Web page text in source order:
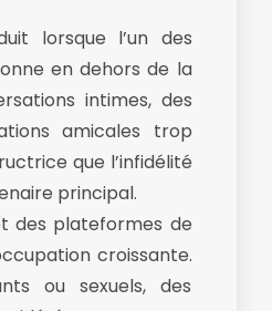
lorsque l’un des
en dehors de la
intimes, des
amicales trop
que l’infidélité
principal.
des plateformes de
croissante.
ou sexuels, des